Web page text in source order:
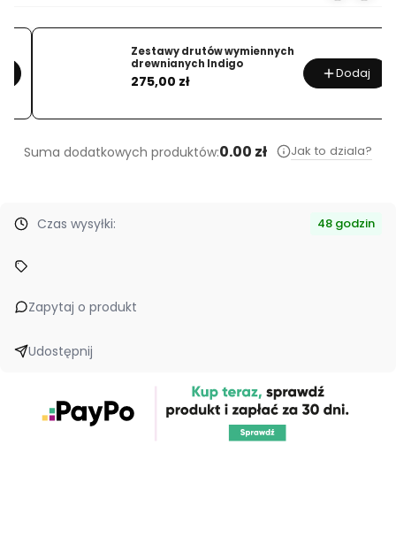
Zestawy drutów wymiennych
drewnianych Indigo
Cena
275,00 zł Dodaj
Suma dodatkowych produktów:0.00 zł Jak to dziala?
Czas wysyłki: 48 godzin
Zapytaj o produkt
Udostępnij